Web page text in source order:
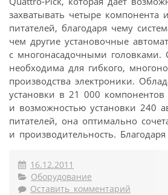
захватывать четыре компонента
питателей, благодаря чему
чем другие установочные
с многонасадочными головками.
необходима для гибкого,
производства электроники.
установки в 21 000 компонентов
и возможностью установки 240
питателей, она оптимально
и производительность.
16.12.2011
Оборудование
Оставить комментарий